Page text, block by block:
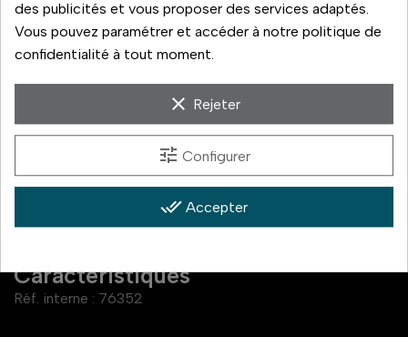
14 jours pour changer d'avis
Livraison rapide
Paiement 3x sans frais
Caractéristiques
Réf. interne : 76352
des publicités et vous proposer des services adaptés.
Vous pouvez paramétrer et accéder à notre politique de
confidentialité à tout moment.
clear Rejeter
tune Configurer
done_all Accepter